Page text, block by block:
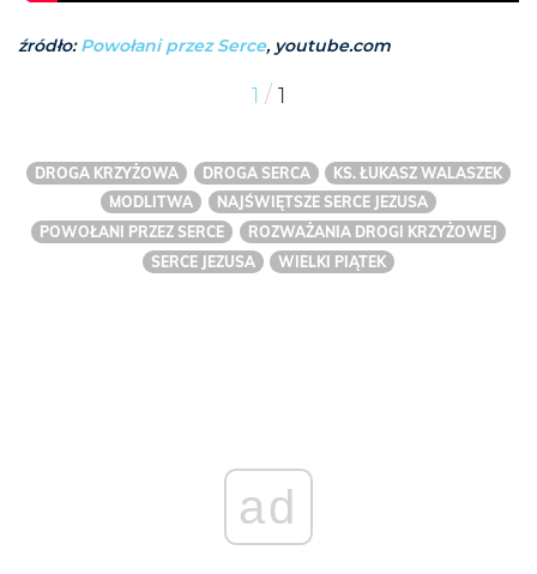
źródło:Powołani przez Serce, youtube.com
1 / 1
DROGA KRZYŻOWA DROGA SERCA
KS. ŁUKASZ WALASZEK
MODLITWA
NAJŚWIĘTSZE SERCE JEZUSA
POWOŁANI PRZEZ SERCE
ROZWAŻANIA DROGI KRZYŻOWEJ
SERCE JEZUSA
WIELKI PIĄTEK
ad